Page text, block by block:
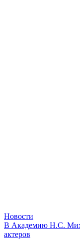
Новости
В Академию Н.С.
актеров